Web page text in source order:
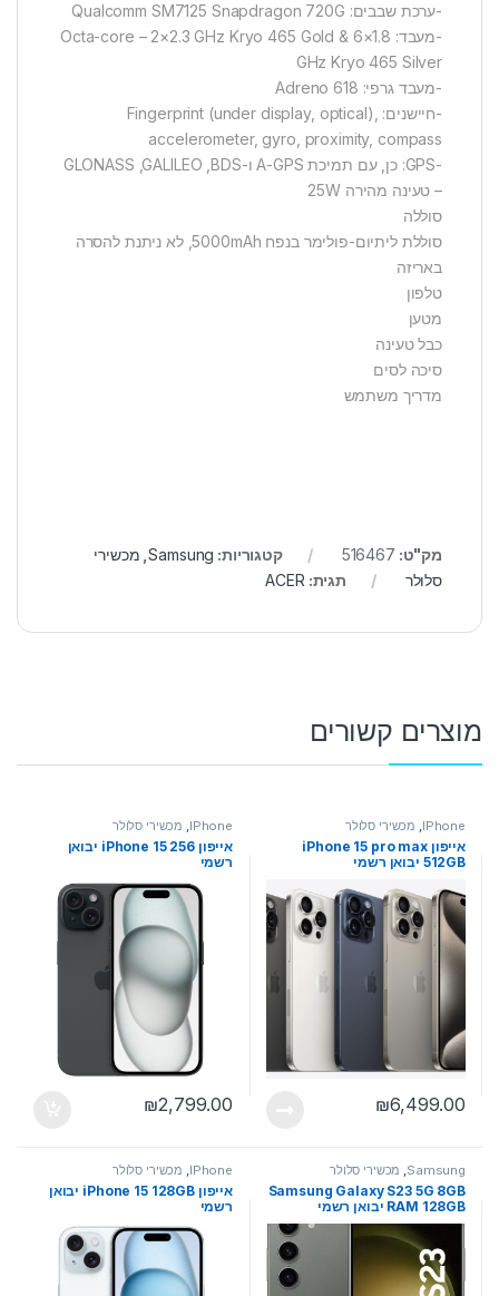
-ערכת שבבים: Qualcomm SM7125 Snapdragon 720G
-מעבד: Octa-core – 2×2.3 GHz Kryo 465 Gold & 6×1.8
GHz Kryo 465 Silver
-מעבד גרפי: Adreno 618
-חיישנים: Fingerprint (under display, optical),
accelerometer, gyro, proximity, compass
-GPS: כן, עם תמיכת A-GPS ו-GLONASS ,GALILEO ,BDS
– טעינה מהירה 25W
סוללה
סוללת ליתיום-פולימר בנפח 5000mAh, לא ניתנת להסרה
באריזה
טלפון
מטען
כבל טעינה
סיכה לסים
מדריך משתמש
מק"ט: 516467 קטגוריות: Samsung
, מכשירי
סלולר
תגית: ACER
מוצרים קשורים
IPhone
, מכשירי סלולר
אייפון iPhone 15 pro max
512GB יבואן רשמי
₪6,499.00
IPhone
, מכשירי סלולר
אייפון iPhone 15 256 יבואן
רשמי
₪2,799.00
Samsung
, מכשירי סלולר
Samsung Galaxy S23 5G 8GB
RAM 128GB יבואן רשמי
IPhone
, מכשירי סלולר
אייפון iPhone 15 128GB יבואן
רשמי